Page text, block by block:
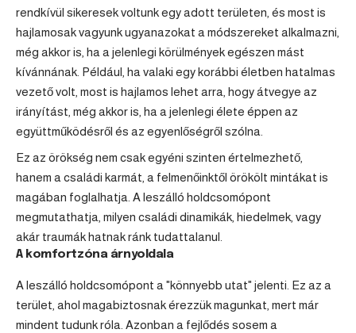
rendkívül sikeresek voltunk egy adott területen, és most is
hajlamosak vagyunk ugyanazokat a módszereket alkalmazni,
még akkor is, ha a jelenlegi körülmények egészen mást
kívánnának. Például, ha valaki egy korábbi életben hatalmas
vezető volt, most is hajlamos lehet arra, hogy átvegye az
irányítást, még akkor is, ha a jelenlegi élete éppen az
együttműködésről és az egyenlőségről szólna.
Ez az örökség nem csak egyéni szinten értelmezhető,
hanem a családi karmát, a felmenőinktől örökölt mintákat is
magában foglalhatja. A leszálló holdcsomópont
megmutathatja, milyen családi dinamikák, hiedelmek, vagy
akár traumák hatnak ránk tudattalanul.
A komfortzóna árnyoldala
A leszálló holdcsomópont a "könnyebb utat" jelenti. Ez az a
terület, ahol magabiztosnak érezzük magunkat, mert már
mindent tudunk róla. Azonban a fejlődés sosem a